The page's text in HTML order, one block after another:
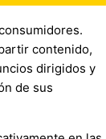
contenido,
dirigidos y
de sus